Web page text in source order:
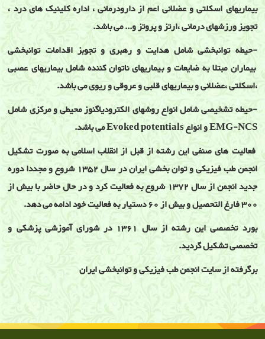
بیماریهای اسکلتی و عضلانی اعم از دارودرمانی ، اداره کلینیک های درد ،
تجویز ورزشهای درمانی ،ارتز و پروتز و... می باشد.
-حیطه توانبخشی شامل هدایت و رهبری و تجوبز اقدامات توانبخشی
بیماران مبتلا به ضایعات و بیماریهای ناتوان کننده شامل بیماریهای عصبی
،اسکلتی ،عضلانی و بیماریهای قلبی و عروقی و ریوی می باشد.
-حیطه تشخیصی شامل انواع روشهای الکترودیاگنوز محیطی و مرکزی شامل
EMG-NCS و انواع Evoked potentials می باشد.
فعالیت های صنفی این رشته از قبل از انقلاب اسلامی به صورت تشکیل
انجمن طب فیزیکی و توان بخشی ایران در سال 1352 شروع و مجددا دوره
جدید انجمن از سال 1372 شروع به فعالیت کرد و در حال حاضر با بیش از
300 فارغ التحصیل و بیش از 60 دستیار به فعالیت خود ادامه می دهد.
بورد تخصصی این رشته از سال 1361 در شورای آموزشی پزشکی و
تخصصی تشکیل گردید.
برگرفته از سایت انجمن طب فیزیکی و توانبخشی ایران